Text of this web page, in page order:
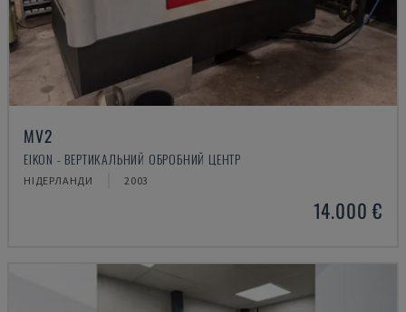
MV2
EIKON - ВЕРТИКАЛЬНИЙ ОБРОБНИЙ ЦЕНТР
НІДЕРЛАНДИ 2003
14.000 €